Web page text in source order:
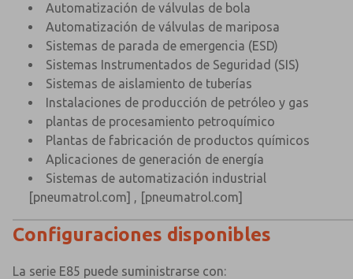
Automatización de válvulas de bola
Automatización de válvulas de mariposa
Sistemas de parada de emergencia (ESD)
Sistemas Instrumentados de Seguridad (SIS)
Sistemas de aislamiento de tuberías
Instalaciones de producción de petróleo y gas
plantas de procesamiento petroquímico
Plantas de fabricación de productos químicos
Aplicaciones de generación de energía
Sistemas de automatización industrial
[pneumatrol.com] , [pneumatrol.com]
Configuraciones disponibles
La serie E85 puede suministrarse con: